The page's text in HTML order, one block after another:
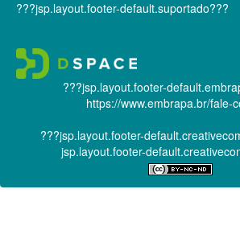
???jsp.layout.footer-default.suportado???
???jsp.layout.footer-
https://www.embrapa.br/fale-
???jsp.layout.footer-
jsp.layout.footer-